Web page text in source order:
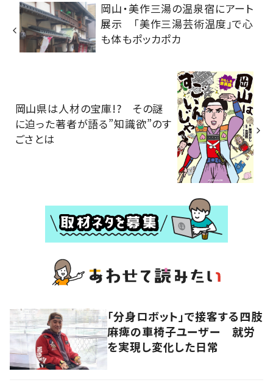
岡山・美作三湯の温泉宿にアート
展示 「美作三湯芸術温度」で心
も体もポッカポカ
岡山県は人材の宝庫!? その謎
に迫った著者が語る”知識欲”のす
ごさとは
「分身ロボット」で接客する四肢
麻痺の車椅子ユーザー 就労
を実現し変化した日常